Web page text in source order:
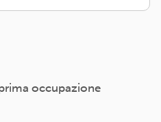
occupazione